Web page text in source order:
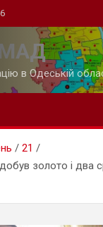
в Одеській
21
золото і два